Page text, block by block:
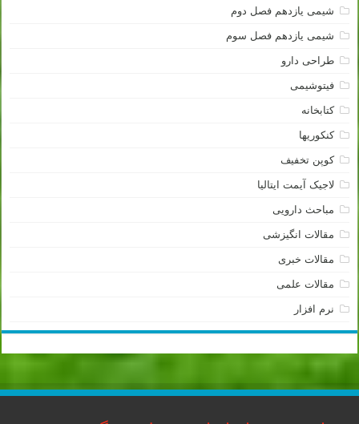
شیمی یازدهم فصل دوم
شیمی یازدهم فصل سوم
طراحی دارو
فیتوشیمی
کتابخانه
کنکوریها
کوپن تخفیف
لاجیک آیمت ایتالیا
مباحث دارویی
مقالات انگیزشی
مقالات خبری
مقالات علمی
نرم افزار